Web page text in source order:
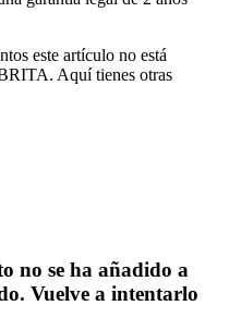
este artículo no está
Aquí tienes otras
no se ha añadido a
Vuelve a intentarlo